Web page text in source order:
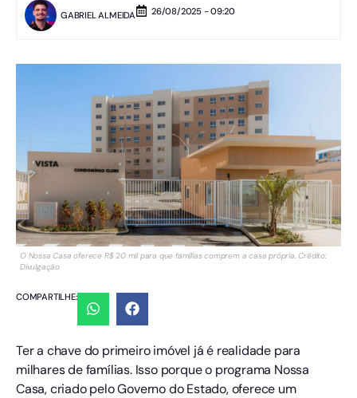
GABRIEL ALMEIDA 26/08/2025 - 09:20
O Nossa Casa oferece R$ 20 mil para que famílias comprem a casa própria. Crédito:
Divulgação
COMPARTILHE:
Ter a chave do primeiro imóvel já é realidade para
milhares de famílias. Isso porque o programa Nossa
Casa, criado pelo Governo do Estado, oferece um